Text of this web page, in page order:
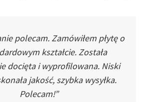
polecam. Zamówiłem płytę o
kształcie. Została
docięta i wyprofilowana. Niski
jakość, szybka wysyłka.
Polecam!”